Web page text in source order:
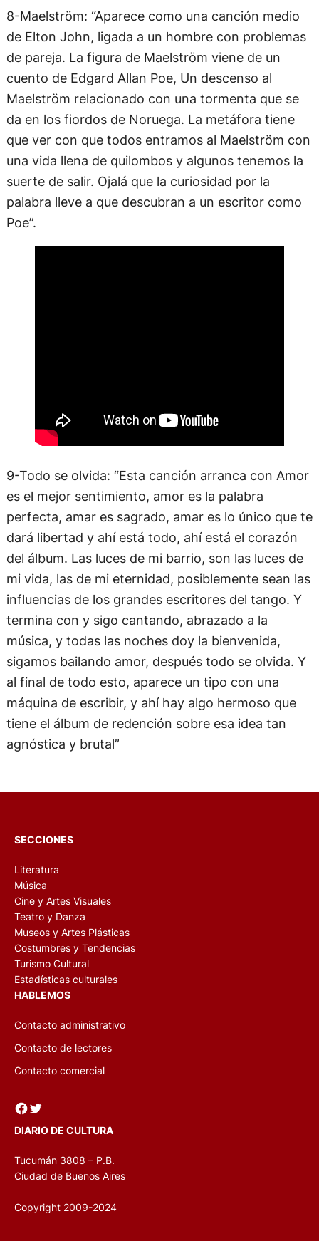
8-Maelström: “Aparece como una canción medio
de Elton John, ligada a un hombre con problemas
de pareja. La figura de Maelström viene de un
cuento de Edgard Allan Poe, Un descenso al
Maelström relacionado con una tormenta que se
da en los fiordos de Noruega. La metáfora tiene
que ver con que todos entramos al Maelström con
una vida llena de quilombos y algunos tenemos la
suerte de salir. Ojalá que la curiosidad por la
palabra lleve a que descubran a un escritor como
Poe”.
9-Todo se olvida: “Esta canción arranca con Amor
es el mejor sentimiento, amor es la palabra
perfecta, amar es sagrado, amar es lo único que te
dará libertad y ahí está todo, ahí está el corazón
del álbum. Las luces de mi barrio, son las luces de
mi vida, las de mi eternidad, posiblemente sean las
influencias de los grandes escritores del tango. Y
termina con y sigo cantando, abrazado a la
música, y todas las noches doy la bienvenida,
sigamos bailando amor, después todo se olvida. Y
al final de todo esto, aparece un tipo con una
máquina de escribir, y ahí hay algo hermoso que
tiene el álbum de redención sobre esa idea tan
agnóstica y brutal”
SECCIONES
Literatura
Música
Cine y Artes Visuales
Teatro y Danza
Museos y Artes Plásticas
Costumbres y Tendencias
Turismo Cultural
Estadísticas culturales
HABLEMOS
Contacto administrativo
Contacto de lectores
Contacto comercial
Facebook Twitter
DIARIO DE CULTURA
Tucumán 3808 – P.B.
Ciudad de Buenos Aires
Copyright 2009-2024